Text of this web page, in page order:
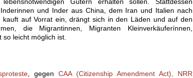
und Inder aus China, dem Iran und Italien nach
auf Vorrat ein, drängt sich in den Läden und auf den
die Migrantinnen, Migranten Kleinverkäuferínnen,
leicht möglich ist.
, gegen CAA (Citizenship Amendment Act), NRR